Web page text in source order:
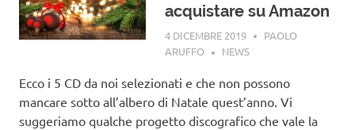
acquistare su Amazon
4 DICEMBRE 2019
PAOLO
ARUFFO
NEWS
Ecco i 5 CD da noi selezionati e che non possono
mancare sotto all’albero di Natale quest’anno. Vi
suggeriamo qualche progetto discografico che vale la